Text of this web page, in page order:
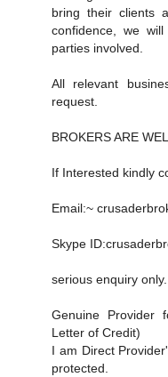
bring their clients
confidence, we
parties involved.
All relevant
request.
BROKERS ARE
If Interested kindly
Email:~
Skype
serious enquiry only.
Genuine Provider
Letter of Credit)
I am Direct
protected.